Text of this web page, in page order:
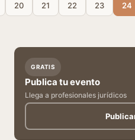
20 21 22 23 24
GRATIS
Publica tu evento
Llega a profesionales jurídicos